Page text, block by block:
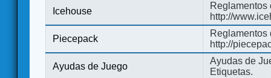
Icehouse
Reglamentos
http://
Piecepack
Reglamentos
http://
Ayudas de Juego
Ayudas de
Etiquetas.